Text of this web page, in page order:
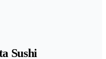
Sushi